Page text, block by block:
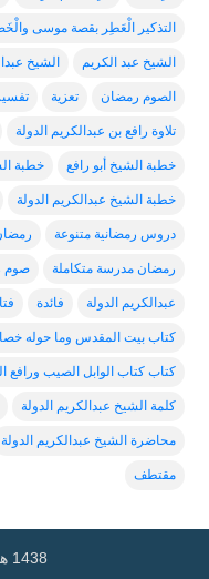
التذكير الْعَطِر بقصة موسى
الشيخ عبد الكريم الشيخ
الصوم رمضان تعزية
تلاوة رافع بن عبدالكريم الدولة
خطبة الشيخ أبو رافع خطبة
خطبة الشيخ عبدالكريم الدولة
دروس رمضانية متنوعة
رمضان مدرسة متكاملة صوم
عبدالكريم الدولة فائدة
كتاب بيت المقدس وما حوله
كتاب كتاب الوابل الصيب ورافع
كلمة الشيخ عبدالكريم الدولة
محاضرة الشيخ عبدالكريم الدولة
مقتطف
1438 هجري / 2017 ميلادي